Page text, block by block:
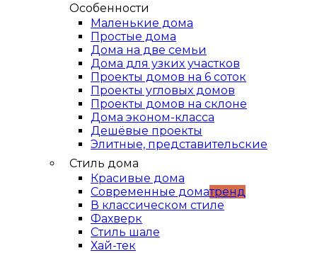
Особенности
Маленькие дома
Простые дома
Дома на две семьи
Дома для узких участков
Проекты домов на 6 соток
Проекты угловых домов
Проекты домов на склоне
Дома эконом-класса
Дешёвые проекты
Элитные, представительские
Стиль дома
Красивые дома
Современные доматренд
В классическом стиле
Фахверк
Стиль шале
Хай-тек